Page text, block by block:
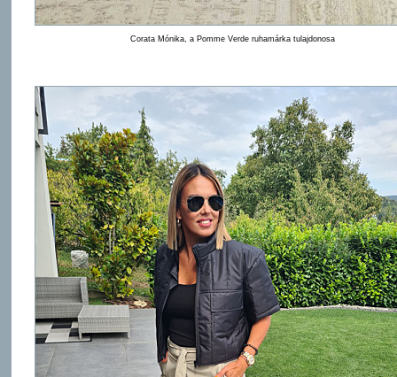
Corata Mónika, a Pomme Verde ruhamárka tulajdonosa